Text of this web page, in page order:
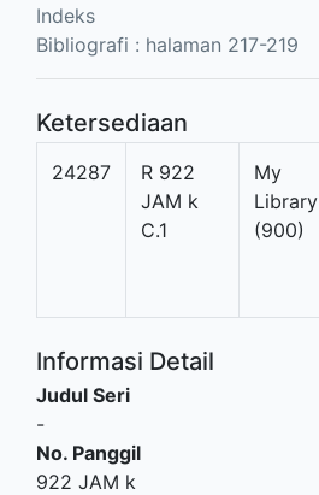
Indeks
Bibliografi : halaman 217-219
Ketersediaan
24287
R 922
JAM k
C.1
My
Library
(900)
Informasi Detail
Judul Seri
-
No. Panggil
922 JAM k